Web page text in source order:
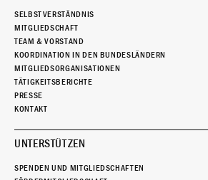
SELBSTVERSTÄNDNIS
MITGLIEDSCHAFT
TEAM & VORSTAND
KOORDINATION IN DEN BUNDESLÄNDERN
MITGLIEDSORGANISATIONEN
TÄTIGKEITSBERICHTE
PRESSE
KONTAKT
UNTERSTÜTZEN
SPENDEN UND MITGLIEDSCHAFTEN